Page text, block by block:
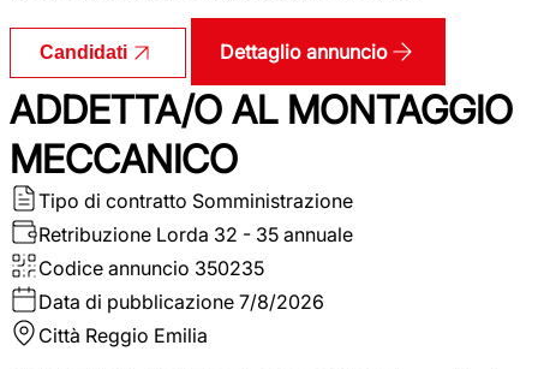
Candidati Dettaglio annuncio
ADDETTA/O AL MONTAGGIO
MECCANICO
Tipo di contratto Somministrazione
Retribuzione Lorda 32 - 35 annuale
Codice annuncio 350235
Data di pubblicazione 7/8/2026
Città Reggio Emilia